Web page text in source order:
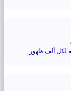
لكل ألف ظهور.